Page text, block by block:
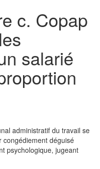
c. Copap
salarié
administratif du travail se
congédiement déguisé
psychologique, jugeant